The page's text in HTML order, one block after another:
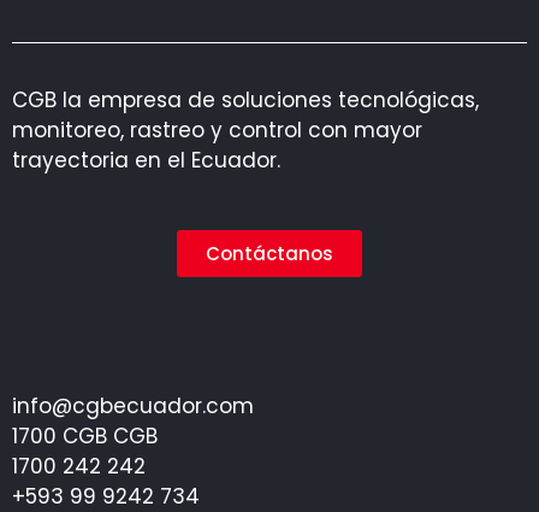
CGB la empresa de soluciones tecnológicas,
monitoreo, rastreo y control con mayor
trayectoria en el Ecuador.
Contáctanos
info@cgbecuador.com
1700 CGB CGB
1700 242 242
+593 99 9242 734